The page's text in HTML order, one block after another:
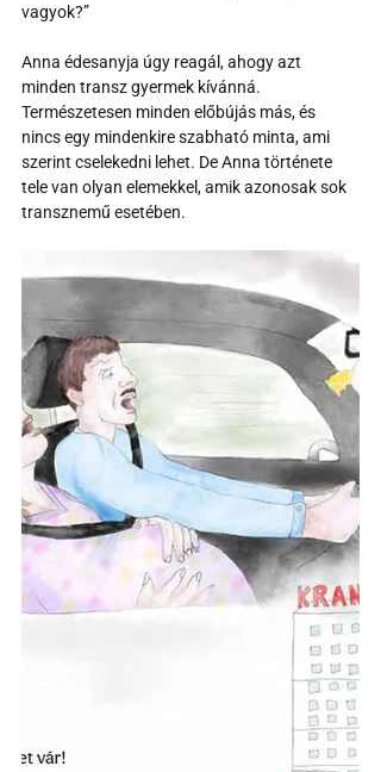
vagyok?”
Anna édesanyja úgy reagál, ahogy azt
minden transz gyermek kívánná.
Természetesen minden előbújás más, és
nincs egy mindenkire szabható minta, ami
szerint cselekedni lehet. De Anna története
tele van olyan elemekkel, amik azonosak sok
transznemű esetében.